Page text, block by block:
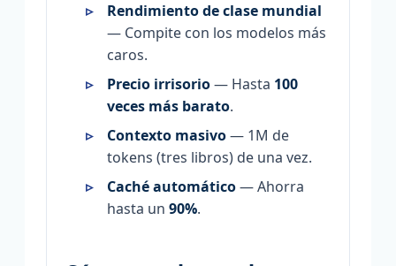
Rendimiento de clase mundial
— Compite con los modelos más
caros.
Precio irrisorio— Hasta 100
veces más barato.
Contexto masivo— 1M de
tokens (tres libros) de una vez.
Caché automático— Ahorra
hasta un 90%.